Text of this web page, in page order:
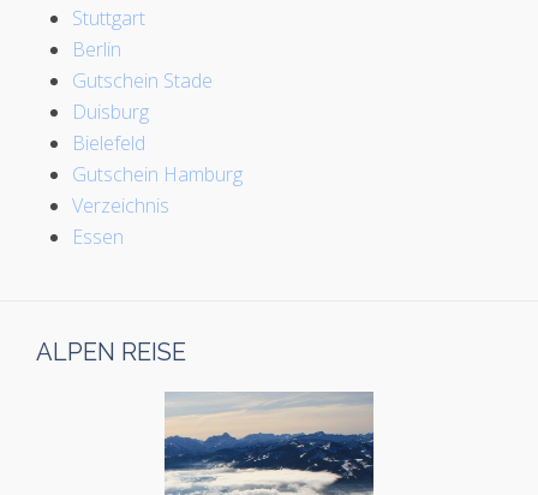
Stuttgart
Berlin
Gutschein Stade
Duisburg
Bielefeld
Gutschein Hamburg
Verzeichnis
Essen
ALPEN REISE